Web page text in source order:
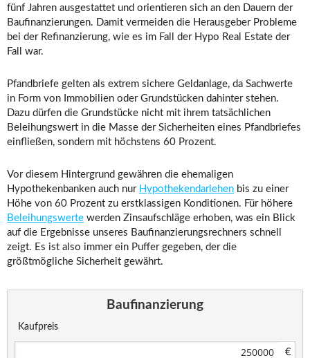
fünf Jahren ausgestattet und orientieren sich an den Dauern der
Baufinanzierungen. Damit vermeiden die Herausgeber Probleme
bei der Refinanzierung, wie es im Fall der Hypo Real Estate der
Fall war.
Pfandbriefe gelten als extrem sichere Geldanlage, da Sachwerte
in Form von Immobilien oder Grundstücken dahinter stehen.
Dazu dürfen die Grundstücke nicht mit ihrem tatsächlichen
Beleihungswert in die Masse der Sicherheiten eines Pfandbriefes
einfließen, sondern mit höchstens 60 Prozent.
Vor diesem Hintergrund gewähren die ehemaligen
Hypothekenbanken auch nur Hypothekendarlehen bis zu einer
Höhe von 60 Prozent zu erstklassigen Konditionen. Für höhere
Beleihungswerte werden Zinsaufschläge erhoben, was ein Blick
auf die Ergebnisse unseres Baufinanzierungsrechners schnell
zeigt. Es ist also immer ein Puffer gegeben, der die
größtmögliche Sicherheit gewährt.
Baufinanzierung
Kaufpreis
€